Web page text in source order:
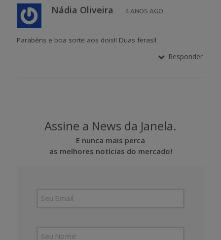
Nádia Oliveira 4 ANOS AGO
Parabéns e boa sorte aos dois!! Duas feras!!
Responder
Assine a News da Janela.
E nunca mais perca
as melhores notícias do mercado!